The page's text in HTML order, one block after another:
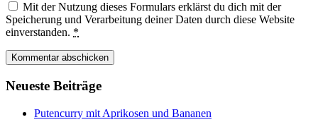
Mit der Nutzung dieses Formulars erklärst du dich mit der
Speicherung und Verarbeitung deiner Daten durch diese Website
einverstanden. *
Neueste Beiträge
Putencurry mit Aprikosen und Bananen